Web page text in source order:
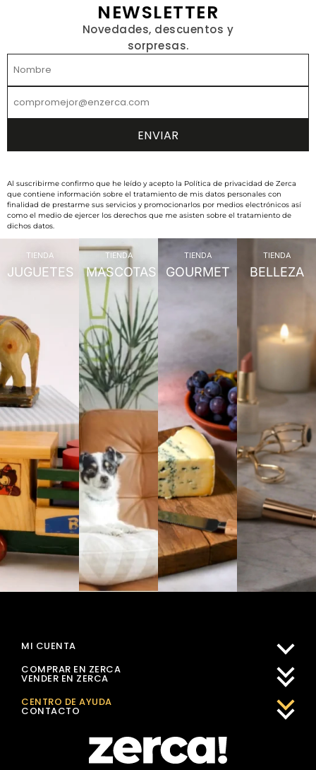
NEWSLETTER
Novedades, descuentos y
sorpresas.
Al suscribirme confirmo que he leído y acepto la Política de privacidad de Zerca
que contiene información sobre el tratamiento de mis datos personales con
finalidad de prestarme sus servicios y promocionarlos por medios electrónicos así
como el medio de ejercer los derechos que me asisten sobre el tratamiento de
dichos datos.
TIENDA
JUGUETES
TIENDA
MASCOTAS
TIENDA
GOURMET
TIENDA
BELLEZA
MI CUENTA
COMPRAR EN ZERCA
VENDER EN ZERCA
CENTRO DE AYUDA
CONTACTO